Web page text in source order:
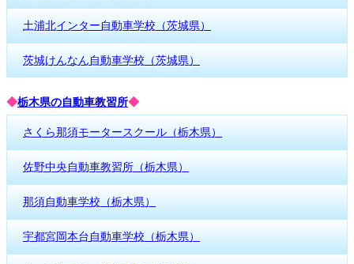
土浦北インター自動車学校（茨城県）
茨城けんなん自動車学校（茨城県）
◆栃木県の自動車教習所◆
さくら那須モータースクール（栃木県）
佐野中央自動車教習所（栃木県）
那須自動車学校（栃木県）
宇都宮岡本台自動車学校（栃木県）